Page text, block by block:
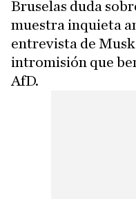
Bruselas duda
muestra inquieta
entrevista de
intromisión que
AfD.